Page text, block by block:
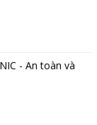
- An toàn và